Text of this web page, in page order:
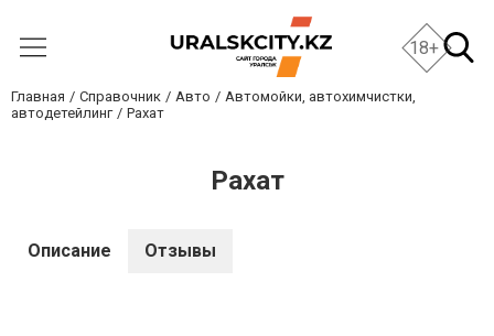
18+
Главная Справочник Авто
Автомойки, автохимчистки,
автодетейлинг
Рахат
Рахат
Описание Отзывы